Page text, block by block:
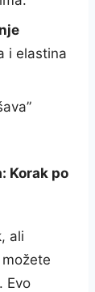
i elastina
Korak po
ali
Evo